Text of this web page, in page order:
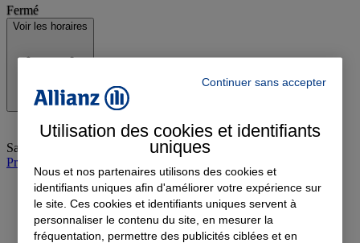
Fermé
Voir les horaires
Samedi
Prendre rendez-vous à l'agence
Continuer sans accepter
Utilisation des cookies et identifiants
uniques
Nous et nos partenaires utilisons des cookies et
identifiants uniques afin d'améliorer votre expérience sur
le site. Ces cookies et identifiants uniques servent à
personnaliser le contenu du site, en mesurer la
fréquentation, permettre des publicités ciblées et en